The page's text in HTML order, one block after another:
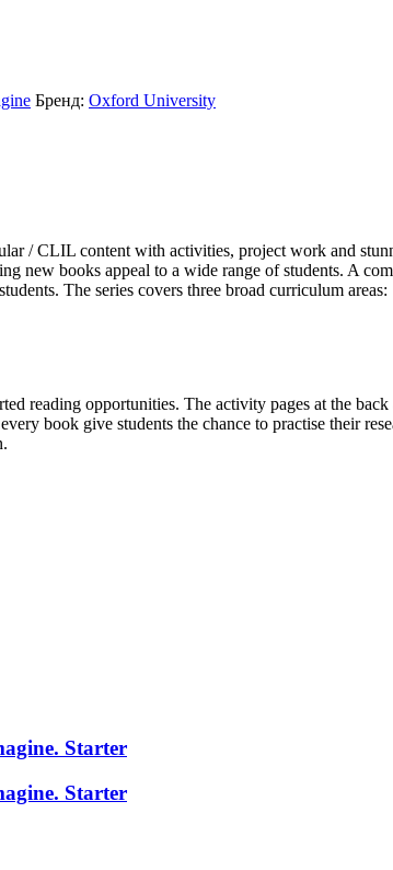
Бренд: Oxford University
/ CLIL content with activities, project work and
new books appeal to a wide range of students. A
The series covers three broad curriculum areas:
reading opportunities. The activity pages at the
book give students the chance to practise their
Starter
Starter